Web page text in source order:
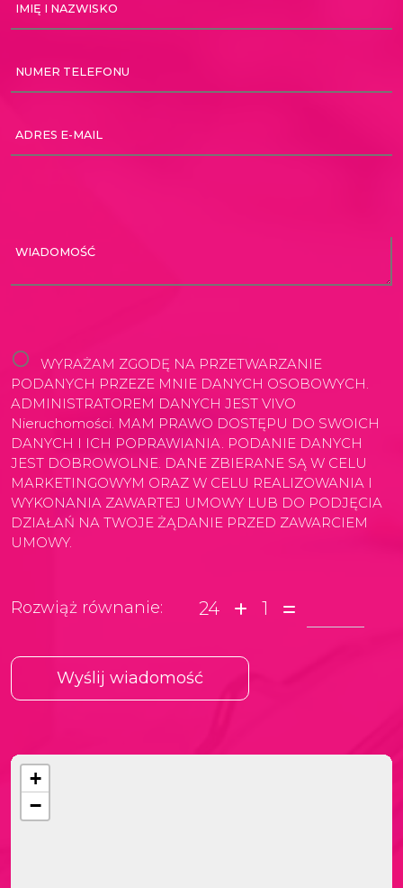
IMIĘ I NAZWISKO
NUMER TELEFONU
ADRES E-MAIL
WIADOMOŚĆ
WYRAŻAM ZGODĘ NA PRZETWARZANIE
PODANYCH PRZEZE MNIE DANYCH OSOBOWYCH.
ADMINISTRATOREM DANYCH JEST VIVO
Nieruchomości. MAM PRAWO DOSTĘPU DO SWOICH
DANYCH I ICH POPRAWIANIA. PODANIE DANYCH
JEST DOBROWOLNE. DANE ZBIERANE SĄ W CELU
MARKETINGOWYM ORAZ W CELU REALIZOWANIA I
WYKONANIA ZAWARTEJ UMOWY LUB DO PODJĘCIA
DZIAŁAŃ NA TWOJE ŻĄDANIE PRZED ZAWARCIEM
UMOWY.
Rozwiąż równanie: 24 1
+
−